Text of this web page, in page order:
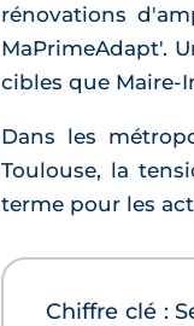
rénovations
MaPrimeAdapt'.
cibles que Maire-
Dans les
Toulouse, la
terme pour les
Chiffre clé :